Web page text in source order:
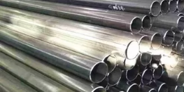
POLITYKA
PRYWATNOŚCI